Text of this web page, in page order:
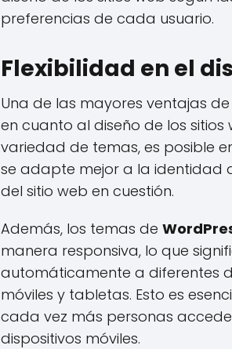
preferencias de cada usuario.
Flexibilidad en el
Una de las mayores ventajas de
en cuanto al diseño de los sitios
variedad de temas, es posible
se adapte mejor a la identidad
del sitio web en cuestión.
Además, los temas de
manera responsiva, lo que
automáticamente a diferentes
móviles y tabletas. Esto es
cada vez más personas
dispositivos móviles.